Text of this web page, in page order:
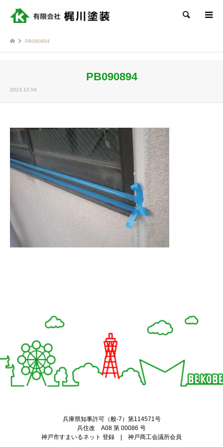
検索
PB090894
PB090894
2013.12.04
兵庫県知事許可（般-7）第114571号
兵住改 A08 第 00086 号
神戸市すまいるネット 登録 | 神戸商工会議所会員